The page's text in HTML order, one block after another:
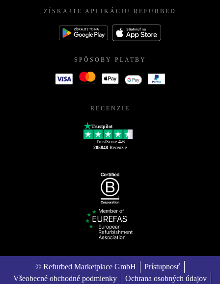
ZÍSKAJTE APLIKÁCIU REFURBED
SPÔSOBY PLATBY
RECENZIE
Trustpilot
TrustScore 4.6
205848 Recenzie
© Refurbed Marketplace GmbH
Prístupnosť
Všeobecné obchodné podmienky
Ochrana osobných údajov